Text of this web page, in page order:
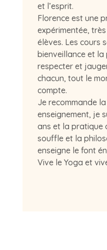
et l’esprit.
Florence est une
expérimentée,
élèves. Les cours
bienveillance et la
respecter et
chacun, tout le
compte.
Je recommande
enseignement, je
ans et la pratique
souffle et la
enseigne le font
Vive le Yoga et